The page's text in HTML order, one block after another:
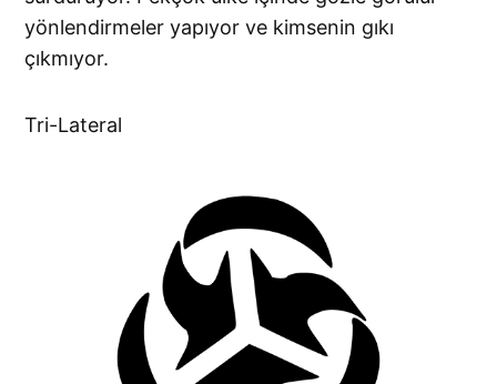
yönlendirmeler yapıyor ve kimsenin gıkı
çıkmıyor.
Tri-Lateral